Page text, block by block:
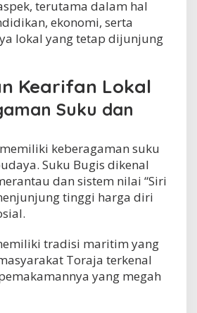
terutama dalam hal
ekonomi, serta
lokal yang tetap dijunjung
Kearifan Lokal
Suku dan
keberagaman suku
Suku Bugis dikenal
dan sistem nilai “Siri
tinggi harga diri
tradisi maritim yang
Toraja terkenal
yang megah